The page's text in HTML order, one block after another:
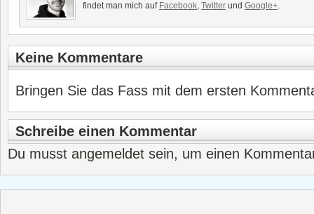
findet man mich auf Facebook, Twitter und Google+.
Keine Kommentare
Bringen Sie das Fass mit dem ersten
Schreibe einen Kommentar
Du musst angemeldet sein, um einen